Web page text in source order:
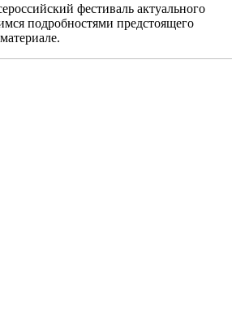
фестиваль актуального
подробностями предстоящего